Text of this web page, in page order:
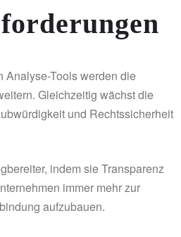
Analyse-Tools werden die
Gleichzeitig wächst die
und Rechtssicherheit
indem sie Transparenz
immer mehr zur
aufzubauen.